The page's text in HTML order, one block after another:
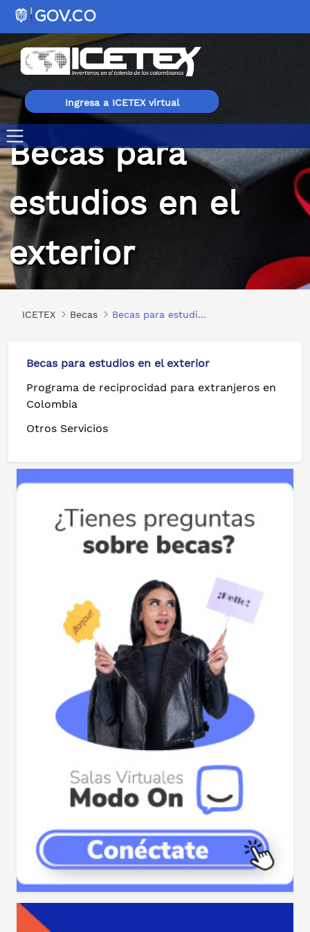
Ingresa a ICETEX virtual
Becas para estudios en el exterior
Becas para
estudios en el
exterior
ICETEX Becas Becas para estudios en el exterior
Becas para estudios en el exterior
Programa de reciprocidad para extranjeros en
Colombia
Otros Servicios